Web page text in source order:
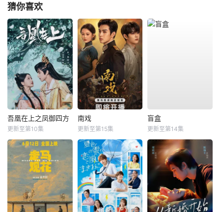
猜你喜欢
吾凰在上之凤御四方
更新至第10集
南戏
更新至第15集
盲盒
更新至第14集